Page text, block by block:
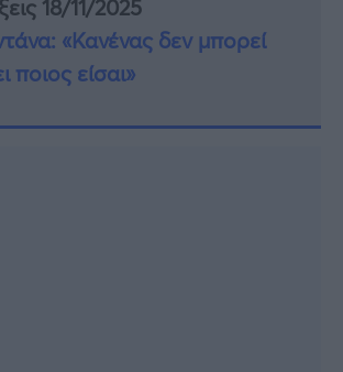
18/11/2025
«Κανένας δεν μπορεί
ποιος είσαι»